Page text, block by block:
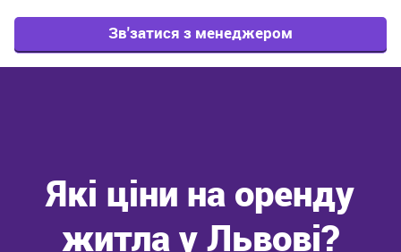
Зв'затися з менеджером
Які ціни на оренду
житла у Львові?